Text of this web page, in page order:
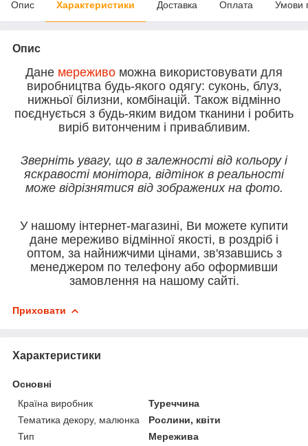
Опис Характеристики Доставка Оплата Умови
Опис
Дане мереживо можна використовувати для
виробництва будь-якого одягу: суконь, блуз,
нижньої білизни, комбінацій. Також відмінно
поєднується з будь-яким видом тканини і робить
виріб витонченим і привабливим.
Зверніть увагу, що в залежності від кольору і
яскравості монітора, відтінок в реальності
може відрізнятися від зображених на фото.
У нашому інтернет-магазині, Ви можете купити
дане мереживо відмінної якості, в роздріб і
оптом, за найнижчими цінами, зв'язавшись з
менеджером по телефону або оформивши
замовлення на нашому сайті.
Приховати
Характеристики
Основні
Країна виробник
Туреччина
Тематика декору, малюнка
Рослини, квіти
Тип
Мережива